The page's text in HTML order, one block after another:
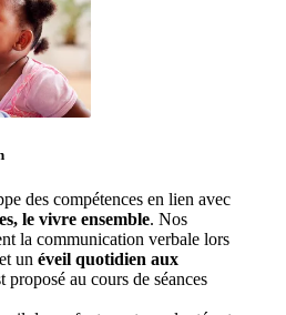
des compétences en lien avec
le vivre ensemble. Nos
la communication verbale lors
un éveil quotidien aux
proposé au cours de séances